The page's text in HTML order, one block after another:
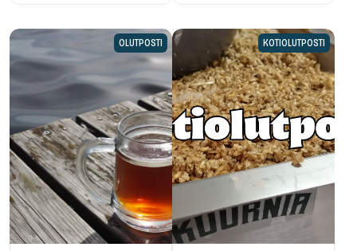
OLUTPOSTI KOTIOLUTPOSTI